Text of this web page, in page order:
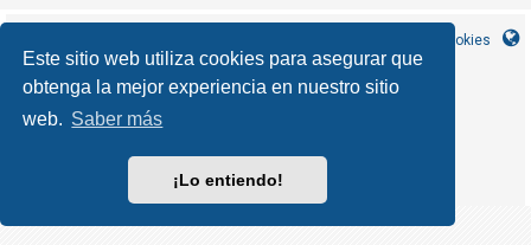
Este sitio web utiliza cookies para asegurar que
obtenga la mejor experiencia en nuestro sitio
web. Saber más
¡Lo entiendo!
T
e
s
Borrar cookies
CleanSilver style by MannixMD
Traducción al español porphpBB España
Privacidad|Condiciones